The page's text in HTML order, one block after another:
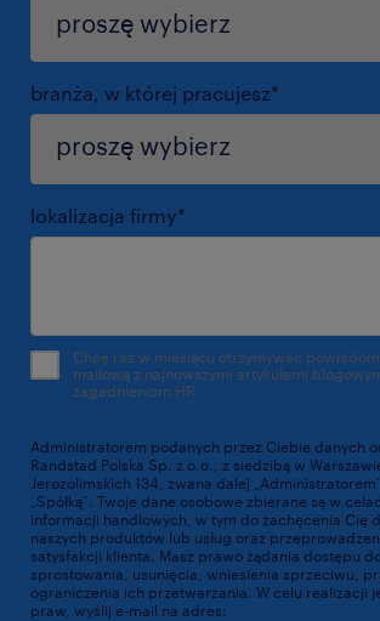
branża, w której pracujesz*
lokalizacja firmy*
Chcę raz w miesiącu otrzymywać
mailową z najnowszymi artykułami
zagadnieniom HR.
Administratorem podanych przez Ciebie danych
Randstad Polska Sp. z o.o., z siedzibą w
Jerozolimskich 134, zwana dalej
„Spółką”. Twoje dane osobowe zbierane są w
informacji handlowych, w tym do zachęcenia Cię
naszych produktów lub usług oraz
satysfakcji klienta. Masz prawo żądania dostępu
sprostowania, usunięcia, wniesienia sprzeciwu,
ograniczenia ich przetwarzania. W celu realizacji
praw, wyślij e-mail na adres: